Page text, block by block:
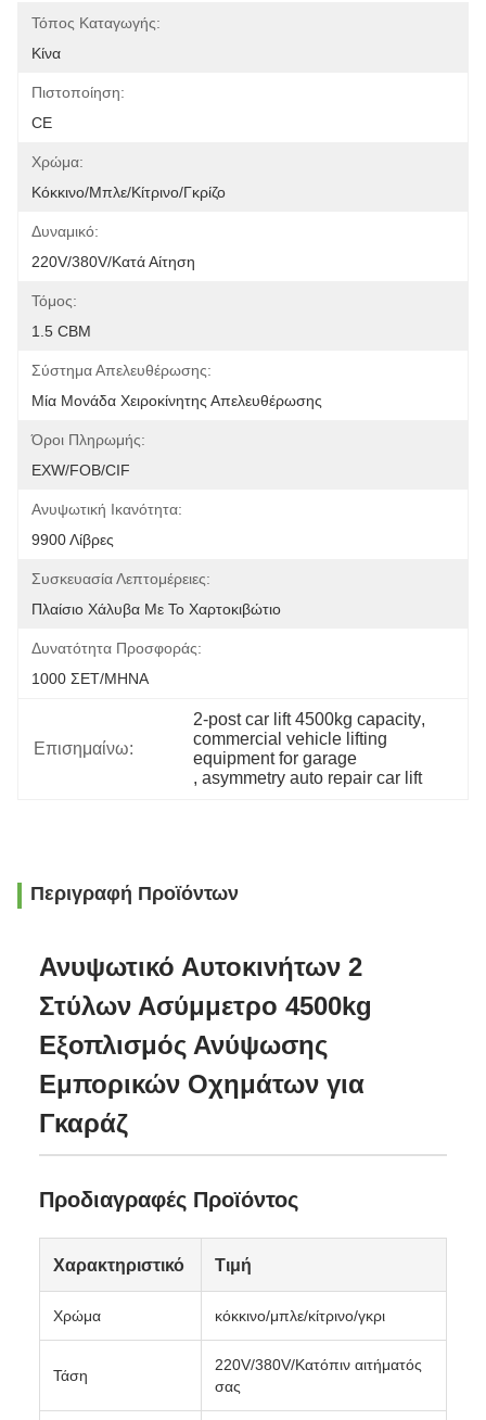
Τόπος Καταγωγής:
Κίνα
Πιστοποίηση:
CE
Χρώμα:
Κόκκινο/μπλε/κίτρινο/γκρίζο
Δυναμικό:
220V/380V/κατά Αίτηση
Τόμος:
1.5 CBM
Σύστημα Απελευθέρωσης:
Μία Μονάδα Χειροκίνητης Απελευθέρωσης
Όροι Πληρωμής:
EXW/FOB/CIF
Ανυψωτική Ικανότητα:
9900 Λίβρες
Συσκευασία Λεπτομέρειες:
Πλαίσιο Χάλυβα Με Το Χαρτοκιβώτιο
Δυνατότητα Προσφοράς:
1000 ΣΕΤ/ΜΗΝΑ
Επισημαίνω:
2-post car lift 4500kg capacity,
commercial vehicle lifting
equipment for garage
, asymmetry auto repair car lift
Περιγραφή Προϊόντων
Ανυψωτικό Αυτοκινήτων 2
Στύλων Ασύμμετρο 4500kg
Εξοπλισμός Ανύψωσης
Εμπορικών Οχημάτων για
Γκαράζ
Προδιαγραφές Προϊόντος
Χαρακτηριστικό Τιμή
Χρώμα κόκκινο/μπλε/κίτρινο/γκρι
Τάση
220V/380V/Κατόπιν αιτήματός
σας